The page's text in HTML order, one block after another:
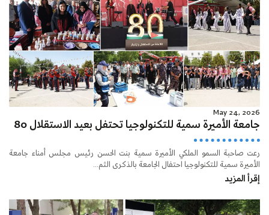
May 24, 2026
جامعة الأميرة سمية للتكنولوجيا تحتفل بعيد الاستقلال 80
رعت صاحبة السمو الملكي الأميرة سمية بنت الحسن رئيس مجلس أمناء جامعة
الأميرة سمية للتكنولوجيا احتفال الجامعة بالذكرى الثم...
إقرأ المزيد